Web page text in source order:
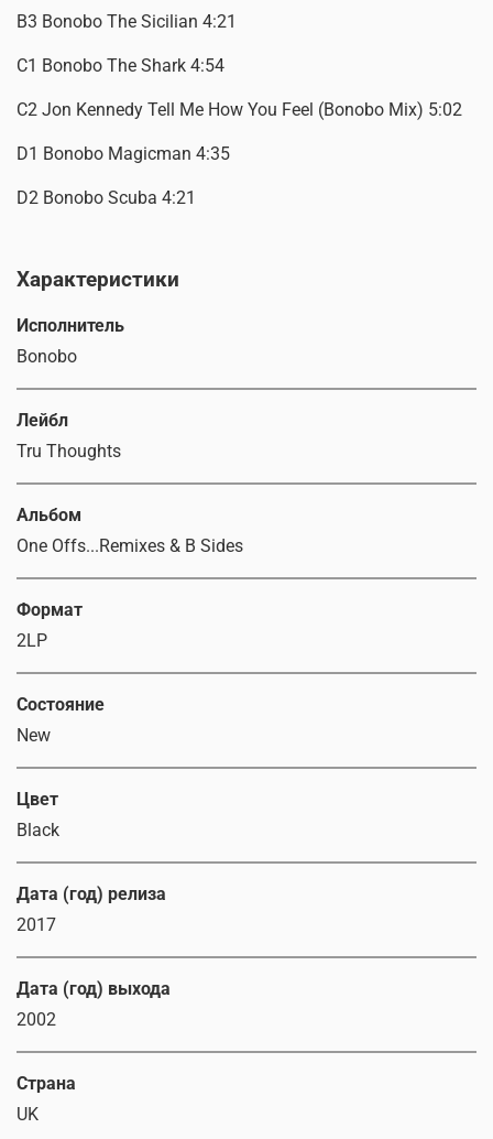
B3 Bonobo The Sicilian 4:21
C1 Bonobo The Shark 4:54
C2 Jon Kennedy Tell Me How You Feel (Bonobo Mix) 5:02
D1 Bonobo Magicman 4:35
D2 Bonobo Scuba 4:21
Характеристики
Исполнитель
Bonobo
Лейбл
Tru Thoughts
Альбом
One Offs...Remixes & B Sides
Формат
2LP
Состояние
New
Цвет
Black
Дата (год) релиза
2017
Дата (год) выхода
2002
Страна
UK